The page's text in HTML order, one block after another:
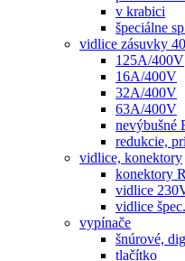
v krabici
špeciálne
vidlice zásuvky
125A/400V
16A/400V
32A/400V
63A/400V
nevýbušné
redukcie,
vidlice, konektory
konektory
vidlice
vidlice
vypínače
šnúrové,
tlačítko